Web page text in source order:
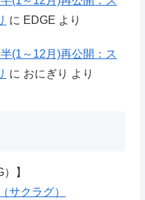
に EDGE より
(1～12月)再公開：ス
に おにぎり より
】
サクラグ）